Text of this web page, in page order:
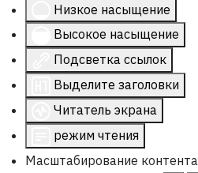
Низкое насыщение
Высокое насыщение
Подсветка ссылок
Выделите заголовки
Читатель экрана
режим чтения
Масштабирование контента